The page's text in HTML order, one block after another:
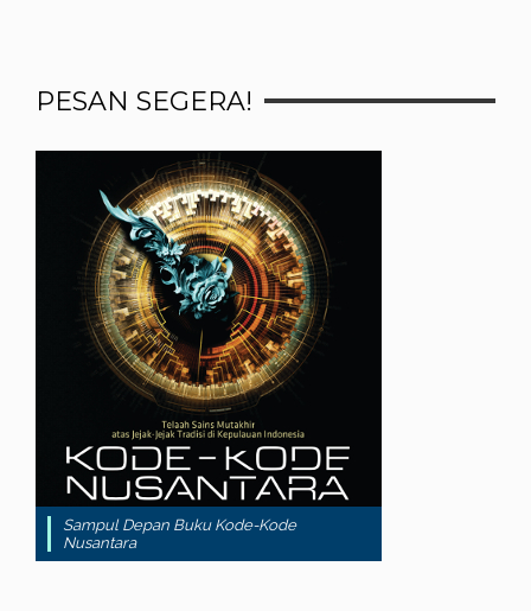
PESAN SEGERA!
Sampul Depan Buku Kode-Kode
Nusantara